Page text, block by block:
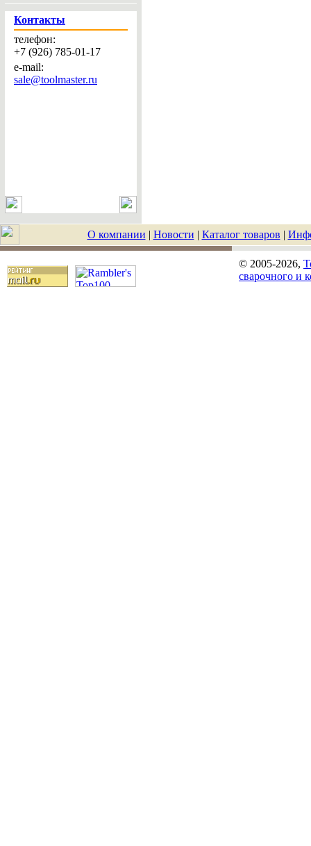
Контакты
телефон:
+7 (926) 785-01-17
e-mail:
sale@toolmaster.ru
О компании | Новости | Каталог товаров |
© 2005-2026,
сварочного и